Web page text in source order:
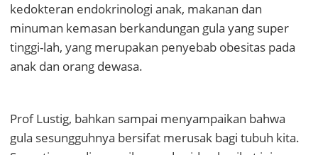
kedokteran endokrinologi anak, makanan dan
minuman kemasan berkandungan gula yang super
tinggi-lah, yang merupakan penyebab obesitas pada
anak dan orang dewasa.
Prof Lustig, bahkan sampai menyampaikan bahwa
gula sesungguhnya bersifat merusak bagi tubuh kita.